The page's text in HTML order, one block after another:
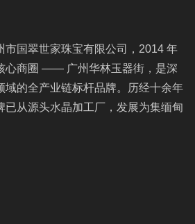
市国翠世家珠宝有限公司，2014 年
心商圈 —— 广州华林玉器街，是深
域的全产业链标杆品牌。历经十余年
已从源头水晶加工厂，发展为集缅甸